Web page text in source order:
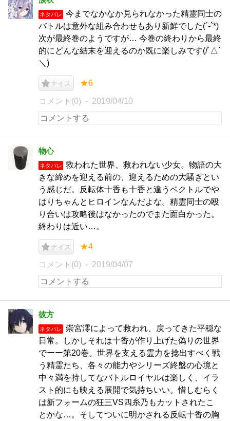
ネタバレ
今までなかなか見られなかった精霊同士の
バトルは意外な組み合わせもあり新鮮でした(´-`*)
次が最終巻のようですが… 今巻の終わりから最終
的にどんな結末を迎えるのか既に楽しみです(/´△`
＼)
ナイス ★6
コメント(0) 2019/04/10
物心
ネタバレ
救われた世界、救われない少女。物語の大
きな締めを迎える前の、迎えるための大騒ぎとい
う感じだ。反転体十香も十香と違うベクトルでや
はりちゃんとヒロインなんだよな。精霊同士の殴
り合いは攻略後はなかったのでまた面白かった。
終わりは近い…。
ナイス ★4
コメント(0) 2019/04/07
彼方
ネタバレ
崇宮澪によって救われ、戻ってきた平穏な
日常。しかしそれは十香が作り上げた偽りの世界
でーー第20巻。世界を支える霊力を捻出すべく戦
う精霊たち、各々の能力やシリーズ終盤の心境と
中々満を持してなバトルロイヤルは楽しく、イラ
スト的にも映える展開で気持ちいい。惜しむらく
は新フォームの狂三VS四糸乃もカットされたこ
とかな…。そしてついに明かされる反転十香の胸